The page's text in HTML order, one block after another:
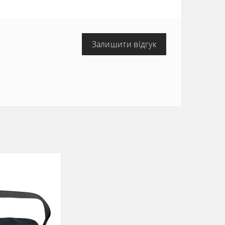
Залишити відгук